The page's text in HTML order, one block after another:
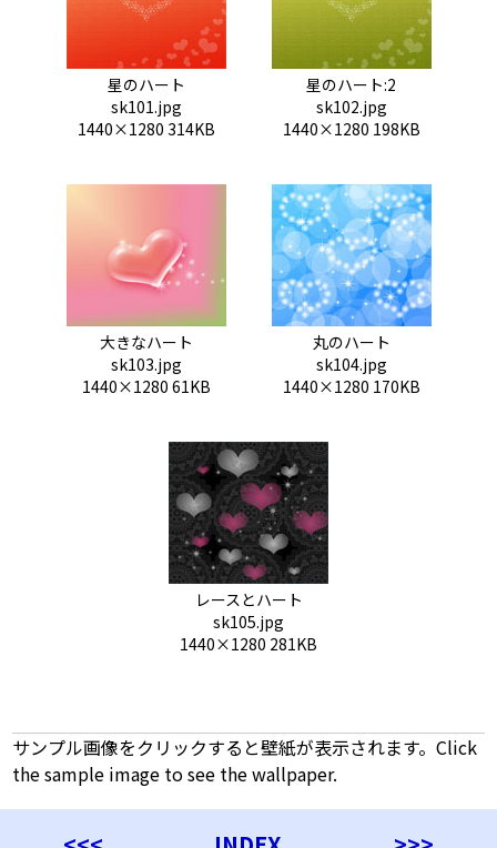
星のハート
sk101.jpg
1440×1280 314KB
星のハート:2
sk102.jpg
1440×1280 198KB
大きなハート
sk103.jpg
1440×1280 61KB
丸のハート
sk104.jpg
1440×1280 170KB
レースとハート
sk105.jpg
1440×1280 281KB
サンプル画像をクリックすると壁紙が表示されます。Click
the sample image to see the wallpaper.